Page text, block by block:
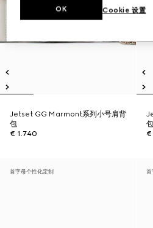
Jetset GG Marmont系列小号肩背
包
€ 1.740
包
€
首字母个性化定制 首
Cookie 设置
OK